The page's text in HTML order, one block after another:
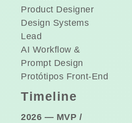
Product Designer
Design Systems
Lead
AI Workflow &
Prompt Design
Protótipos Front-End
Timeline
2026 — MVP /